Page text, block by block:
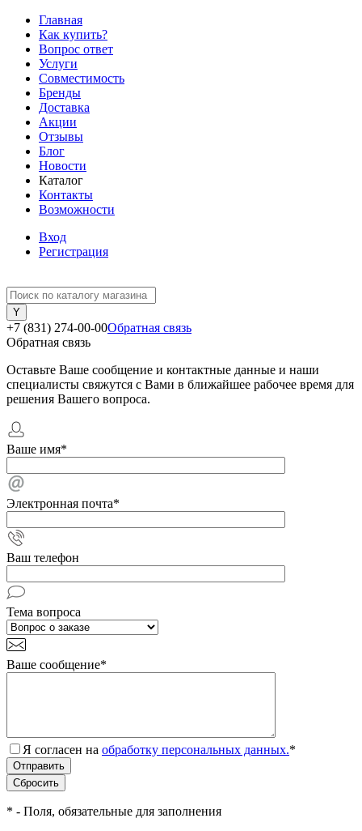
Главная
Как купить?
Вопрос ответ
Услуги
Совместимость
Бренды
Доставка
Акции
Отзывы
Блог
Новости
Каталог
Контакты
Возможности
Вход
Регистрация
+7 (831) 274-00-00Обратная связь
Обратная связь
Оставьте Ваше сообщение и контактные данные и наши
специалисты свяжутся с Вами в ближайшее рабочее время для
решения Вашего вопроса.
Ваше имя*
Электронная почта*
Ваш телефон
Тема вопроса
Ваше сообщение*
Я согласен на обработку персональных данных.*
* - Поля, обязательные для заполнения